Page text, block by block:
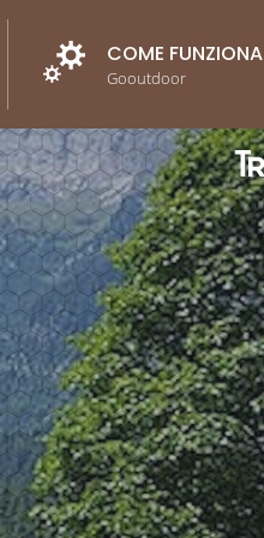
COME FUNZIONA
Gooutdoor